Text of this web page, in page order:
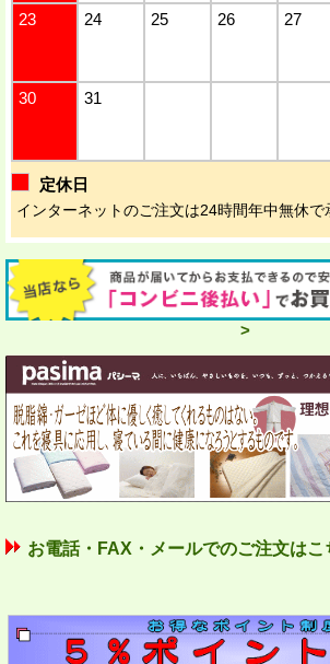
23 24 25 26 27
30 31
定休日
インターネットのご注文は24時間年中無休で
>
お電話・FAX・メールでのご注文はこ